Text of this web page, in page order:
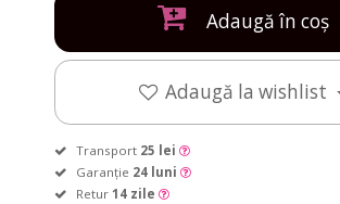
Adaugă în coș
Adaugă la wishlist
Transport 25 lei
Garanție 24 luni
Retur 14 zile